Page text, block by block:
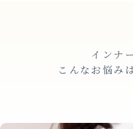
インナ
こんなお悩み